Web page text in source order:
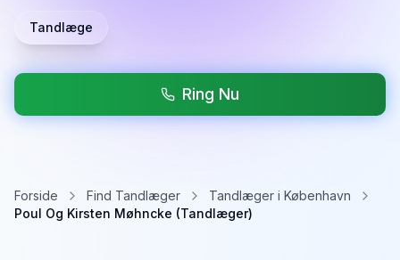
Tandlæge
Ring Nu
Forside Find Tandlæger
Tandlæger i København
Poul Og Kirsten Møhncke (Tandlæger)